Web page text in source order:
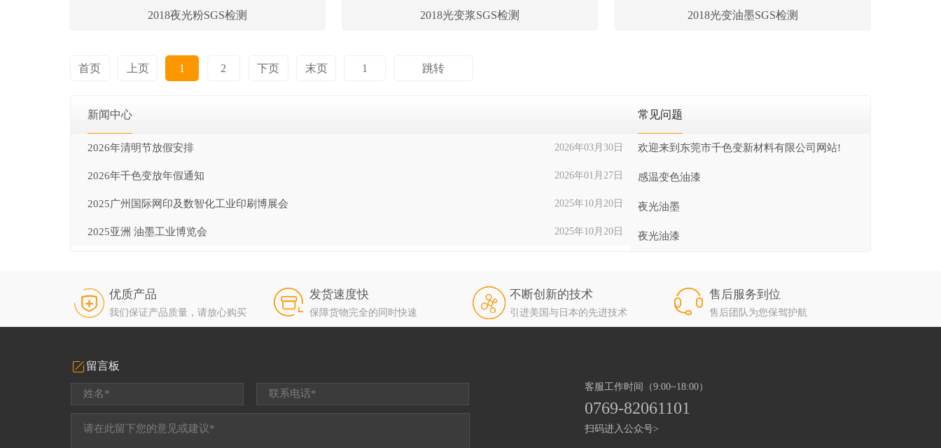
2018夜光粉SGS检测 2018光变浆SGS检测 2018光变油墨SGS检测
首页 上页 1 2 下页 末页
新闻中心
2026年清明节放假安排 2026年03月30日
2026年千色变放年假通知 2026年01月27日
2025广州国际网印及数智化工业印刷博展会 2025年10月20日
2025亚洲 油墨工业博览会 2025年10月20日
常见问题
欢迎来到东莞市千色变新材料有限公司网站!
感温变色油漆
夜光油墨
夜光油漆
优质产品
我们保证产品质量，请放心购买
发货速度快
保障货物完全的同时快速
不断创新的技术
引进美国与日本的先进技术
售后服务到位
售后团队为您保驾护航
留言板
客服工作时间（9:00~18:00）
0769-82061101
扫码进入公众号>